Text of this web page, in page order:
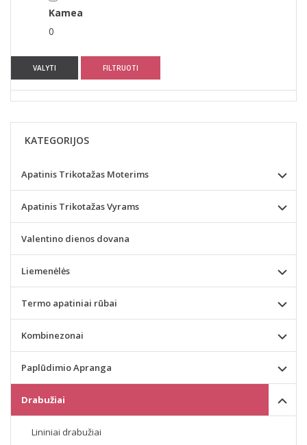
Kamea
0
VALYTI FILTRUOTI
KATEGORIJOS
Apatinis Trikotažas Moterims
Apatinis Trikotažas Vyrams
Valentino dienos dovana
Liemenėlės
Termo apatiniai rūbai
Kombinezonai
Paplūdimio Apranga
Drabužiai
Lininiai drabužiai